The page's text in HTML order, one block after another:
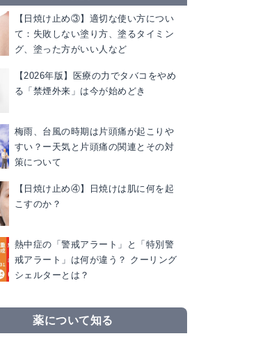
【日焼け止め③】適切な使い方につい
て：失敗しない塗り方、塗るタイミン
グ、塗った方がいい人など
【2026年版】医療の力でタバコをやめ
る「禁煙外来」は今が始めどき
梅雨、台風の時期は片頭痛が起こりや
すい？ー天気と片頭痛の関連とその対
策について
【日焼け止め④】日焼けは肌に何を起
こすのか？
熱中症の「警戒アラート」と「特別警
戒アラート」は何が違う？ クーリング
シェルターとは？
薬について知る